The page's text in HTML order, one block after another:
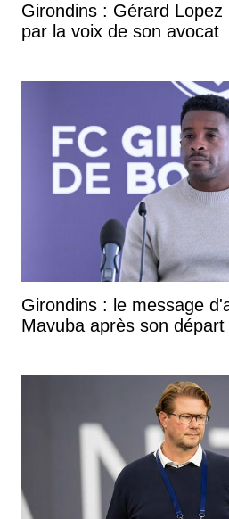
Girondins : Gérard
par la voix de son avocat
Girondins : le message
Mavuba après son départ